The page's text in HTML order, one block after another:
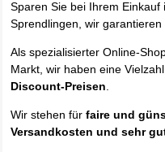
Sparen Sie bei Ihrem
Sprendlingen, wir
Als spezialisierter Online-
Markt, wir haben eine
Discount-Preisen
Wir stehen fürfaire und
Versandkosten und sehr